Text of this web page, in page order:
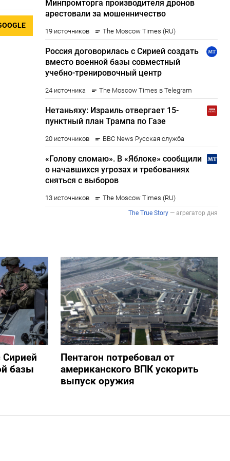
Сирией
базы
Пентагон потребовал от
американского ВПК ускорить
выпуск оружия